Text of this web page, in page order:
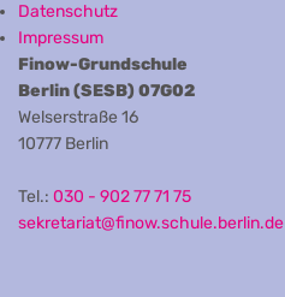
Datenschutz
Impressum
Finow-Grundschule
Berlin (SESB) 07G02
Welserstraße 16
10777 Berlin
Tel.: 030 - 902 77 71 75
sekretariat@finow.schule.berlin.de